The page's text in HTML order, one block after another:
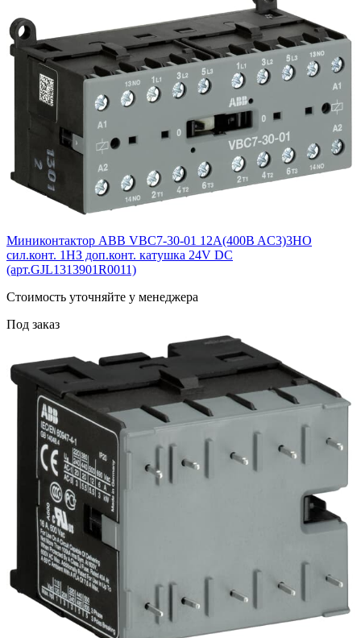
Миниконтактор ABB VBC7-30-01 12A(400B AC3)3НО
сил.конт. 1НЗ доп.конт. катушка 24V DС
(арт.GJL1313901R0011)
Cтоимость уточняйте у менеджера
Под заказ